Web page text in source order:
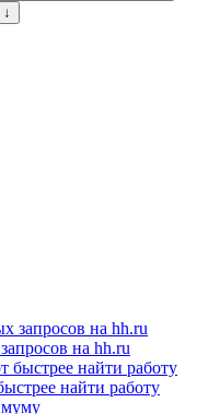
на hh.ru
найти работу